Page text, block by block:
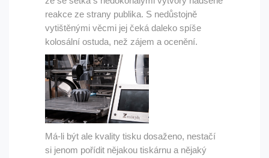
reakce ze strany publika. S nedůstojně
vytištěnými věcmi jej čeká daleko spíše
kolosální ostuda, než zájem a ocenění.
Má-li být ale kvality tisku dosaženo, nestačí
si jenom pořídit nějakou tiskárnu a nějaký